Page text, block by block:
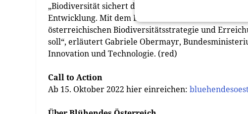
„Biodiversität sichert die Lebensgrundlagen und
Entwicklung. Mit dem Biodiversitätsfonds haben wir
österreichischen Biodiversitätsstrategie und
soll“, erläutert Gabriele Obermayr,
Innovation und Technologie. (red)
Call to Action
Ab 15. Oktober 2022 hier einreichen: